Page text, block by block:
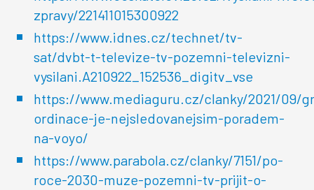
zpravy/221411015300922
https://www.idnes.cz/technet/tv-
sat/dvbt-t-televize-tv-pozemni-televizni-
vysilani.A210922_152536_digitv_vse
https://www.mediaguru.cz/clanky/2021/09/
ordinace-je-nejsledovanejsim-poradem-
na-voyo/
https://www.parabola.cz/clanky/7151/po-
roce-2030-muze-pozemni-tv-prijit-o-